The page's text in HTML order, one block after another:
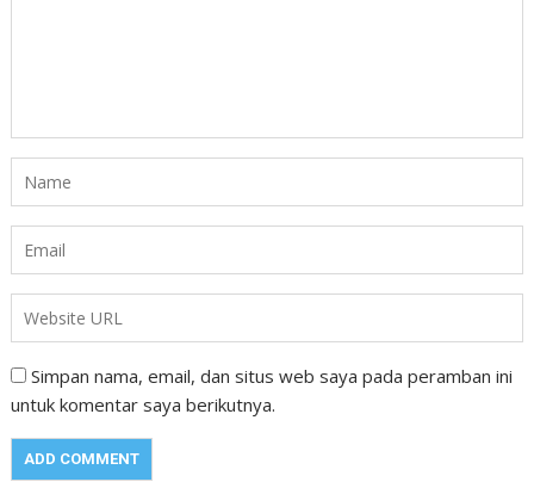
Simpan nama, email, dan situs web saya pada peramban ini
untuk komentar saya berikutnya.